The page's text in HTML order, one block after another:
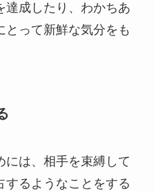
達成したり、わかちあ
とって新鮮な気分をも
には、相手を束縛して
するようなことをする